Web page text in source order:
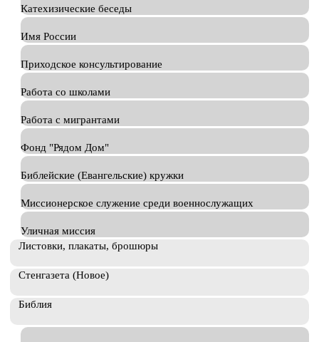
Катехизические беседы
Имя России
Приходское консультирование
Работа со школами
Работа с мигрантами
Фонд "Рядом Дом"
Библейские (Евангельские) кружки
Миссионерское служение среди военнослужащих
Уличная миссия
Листовки, плакаты, брошюры
Стенгазета (Новое)
Библия